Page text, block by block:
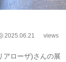
2025.06.21 views
アローザ)さんの展